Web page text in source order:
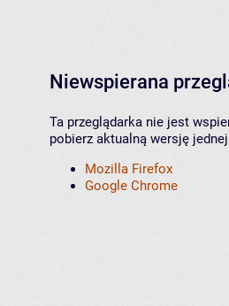
Niewspierana
Ta przeglądarka nie jest
pobierz aktualną wersję
Mozilla Firefox
Google Chrome